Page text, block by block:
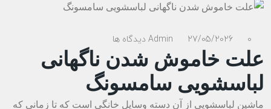
Admin 27/05/2026 0 دیدگاه ها
علت خاموش شدن ناگهانی
لباسشویی سامسونگ
ماشین لباسشویی از آن دسته وسایل خانگی است که تا زمانی که